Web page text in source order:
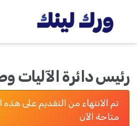
رئيس دائرة الآليات
تم الانتهاء من التقديم على
متاحة الآن